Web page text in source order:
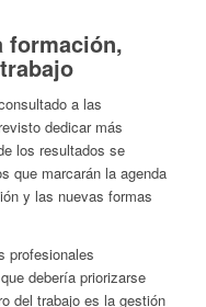
formación,
a las
dedicar más
los resultados se
que marcarán la agenda
y las nuevas formas
profesionales
debería priorizarse
del trabajo es la gestión